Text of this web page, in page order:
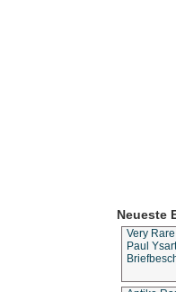
Neueste
Very
Paul